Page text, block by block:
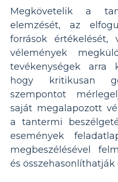
Megkövetelik a
elemzését, az
források
vélemények
tevékenységek arra
hogy kritikusan
szempontot
saját megalapozott
a tantermi
események
megbeszélésével
és